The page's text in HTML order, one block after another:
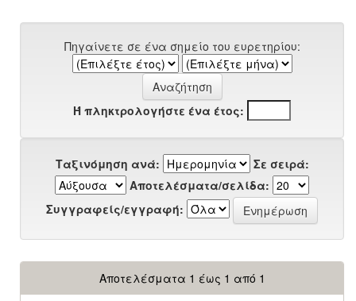
Πηγαίνετε σε ένα σημείο του ευρετηρίου:
Ή πληκτρολογήστε ένα έτος:
Ταξινόμηση ανά:
Σε σειρά:
Αποτελέσματα/σελίδα:
Συγγραφείς/εγγραφή:
Αποτελέσματα 1 έως 1 από 1